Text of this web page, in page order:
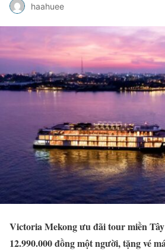
haahuee
Victoria Mekong ưu đãi tour miền
12.990.000 đồng một người, tặng vé